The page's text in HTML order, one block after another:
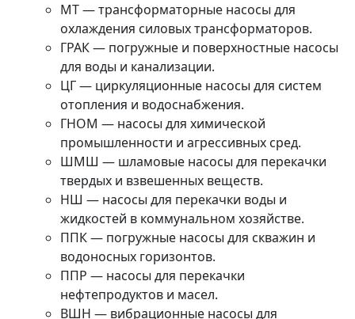
МТ — трансформаторные насосы для
охлаждения силовых трансформаторов.
ГРАК — погружные и поверхностные насосы
для воды и канализации.
ЦГ — циркуляционные насосы для систем
отопления и водоснабжения.
ГНОМ — насосы для химической
промышленности и агрессивных сред.
ШМШ — шламовые насосы для перекачки
твердых и взвешенных веществ.
НШ — насосы для перекачки воды и
жидкостей в коммунальном хозяйстве.
ППК — погружные насосы для скважин и
водоносных горизонтов.
ППР — насосы для перекачки
нефтепродуктов и масел.
ВШН — вибрационные насосы для